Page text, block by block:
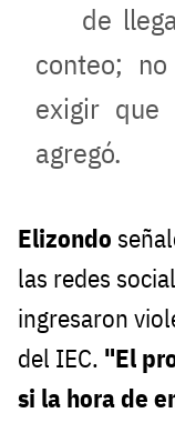
de
conteo;
exigir que
agregó.
Elizondo
las redes
ingresaron
del IEC. "El
si la hora de